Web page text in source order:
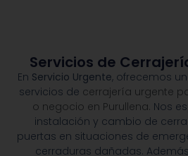
Servicios de
En Servicio Urgente, ofrecemos
servicios de cerrajería urgente
o negocio en Purullena. Nos
instalación y cambio de
puertas en situaciones de
cerraduras dañadas.